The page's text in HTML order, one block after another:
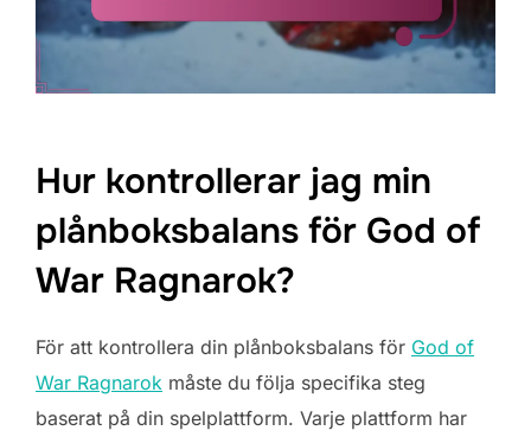
Hur kontrollerar jag min
plånboksbalans för God of
War Ragnarok?
För att kontrollera din plånboksbalans för God of
War Ragnarok måste du följa specifika steg
baserat på din spelplattform. Varje plattform har